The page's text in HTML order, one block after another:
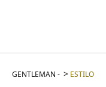
GENTLEMAN - ESTILO